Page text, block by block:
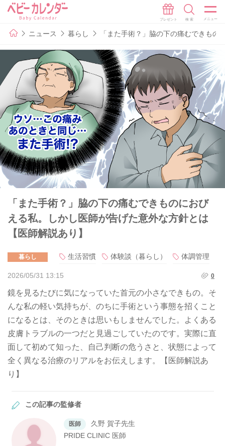
ニュース 暮らし 「また手術？」脇の下の痛むできも
「また手術？」脇の下の痛むできものにおび
える私。しかし医師が告げた意外な方針とは
【医師解説あり】
暮らし 生活習慣 体験談（暮らし） 体調管理
2026/05/31 13:15 0
鏡を見るたびに気になっていた首元の小さなできもの。そ
んな私の軽い気持ちが、のちに手術という事態を招くこと
になるとは、そのときは思いもしませんでした。よくある
皮膚トラブルの一つだと見過ごしていたのです。実際に直
面して初めて知った、自己判断の危うさと、状態によって
全く異なる治療のリアルをお伝えします。【医師解説あ
り】
この記事の監修者
医師
久野 賀子先生
PRIDE CLINIC 医師